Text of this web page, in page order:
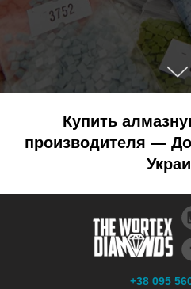
Купить
производителя —
+38 095